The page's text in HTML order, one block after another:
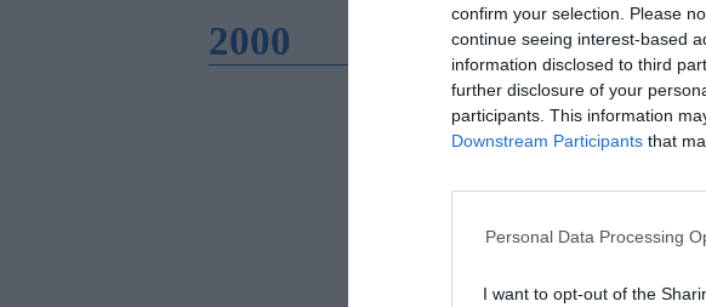
confirm your selection. Please
continue seeing interest-based
information disclosed to third
further disclosure of your
participants. This information
Downstream Participants that
Personal Data Processing
I want to opt-out of the
2000